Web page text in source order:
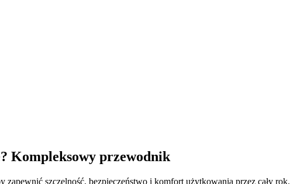
Kompleksowy przewodnik
szczelność, bezpieczeństwo i komfort użytkowania przez cały rok.